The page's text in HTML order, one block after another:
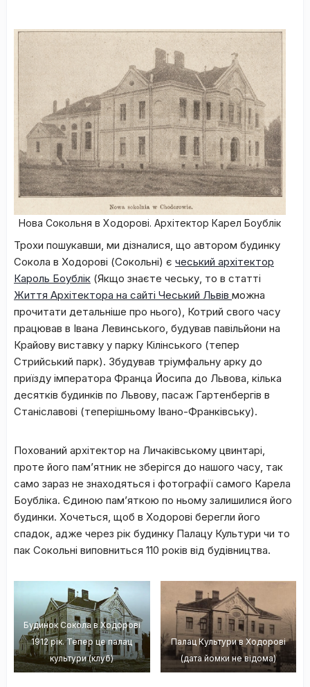
Нова Сокольня в Ходорові. Архітектор Карел Боублік
Трохи пошукавши, ми дізналися, що автором будинку
Сокола в Ходорові (Сокольні) є чеський архітектор
Кароль Боублік (Якщо знаєте чеську, то в статті
Життя Архітектора на сайті Чеський Львів можна
прочитати детальніше про нього), Котрий свого часу
працював в Івана Левинського, будував павільйони на
Крайову виставку у парку Кілінського (тепер
Стрийський парк). Збудував тріумфальну арку до
приїзду імператора Франца Йосипа до Львова, кілька
десятків будинків по Львову, пасаж Гартенбергів в
Станіславові (теперішньому Івано-Франківську).
Похований архітектор на Личаківському цвинтарі,
проте його пам’ятник не зберігся до нашого часу, так
само зараз не знаходяться і фотографії самого Карела
Боубліка. Єдиною пам’яткою по ньому залишилися його
будинки. Хочеться, щоб в Ходорові берегли його
спадок, адже через рік будинку Палацу Культури чи то
пак Сокольні виповниться 110 років від будівництва.
Будинок Сокола в Ходорові
1912 рік. Тепер це палац
культури (клуб)
Палац Культури в Ходорові
(дата йомки не відома)